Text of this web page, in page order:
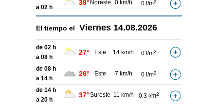
a 02 h
38° Noreste 0 km/h 0 l/m2
El tiempo el Viernes 14.08.2026
de 02 h
a 08 h
27° Este 14 km/h 0 l/m2
de 08 h
a 14 h
26° Este 7 km/h 0 l/m2
de 14 h
a 20 h
37°Sureste 11 km/h 0,3 l/m2